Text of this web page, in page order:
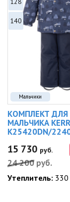
Мальчики
140
КОМПЛЕКТ ДЛЯ
МАЛЬЧИКА
K25420DN/
15 730 руб.
24 200 руб.
Утеплитель: 330